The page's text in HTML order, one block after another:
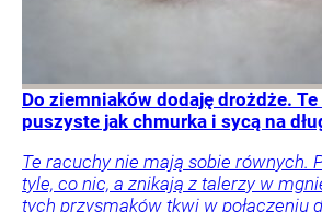
Do ziemniaków dodaję drożdże.
puszyste jak chmurka i sycą na
Te racuchy nie mają sobie równych.
tyle, co nic, a znikają z talerzy w
tych przysmaków tkwi w połączeniu